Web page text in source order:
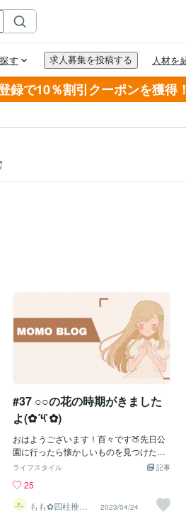
録で10％割引クーポンを獲得！
#37 ○○の花の時期がきました
よ(✿´༥`✿)
おはようございます！百々です🍑先日公
園に行ったら懐かしいものを見つけたの
でぜひご紹介したいなと思って写真撮っ
ん！！！見た事ありますか？このお花😳
私小学生の頃このお花の蜜を吸ったり、
色水を作ったりと、何かと思い出のある
記事
ライフスタイル
25
もも︎✿四柱推命
鑑定士
2023/04/24